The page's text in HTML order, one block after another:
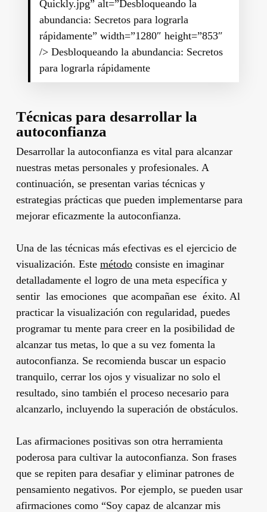
Quickly.jpg” alt=”Desbloqueando la
abundancia: Secretos para lograrla
rápidamente” width=”1280″ height=”853″
/> Desbloqueando la abundancia: Secretos
para lograrla rápidamente
Técnicas para desarrollar la
autoconfianza
Desarrollar la autoconfianza es vital para alcanzar
nuestras metas personales y profesionales. A
continuación, se presentan varias técnicas y
estrategias prácticas que pueden implementarse para
mejorar eficazmente la autoconfianza.
Una de las técnicas más efectivas es el ejercicio de
visualización. Este métodoconsiste en imaginar
detalladamente el logro de una meta específica y
sentir las emociones que acompañan ese éxito. Al
practicar la visualización con regularidad, puedes
programar tu mente para creer en la posibilidad de
alcanzar tus metas, lo que a su vez fomenta la
autoconfianza. Se recomienda buscar un espacio
tranquilo, cerrar los ojos y visualizar no solo el
resultado, sino también el proceso necesario para
alcanzarlo, incluyendo la superación de obstáculos.
Las afirmaciones positivas son otra herramienta
poderosa para cultivar la autoconfianza. Son frases
que se repiten para desafiar y eliminar patrones de
pensamiento negativos. Por ejemplo, se pueden usar
afirmaciones como “Soy capaz de alcanzar mis